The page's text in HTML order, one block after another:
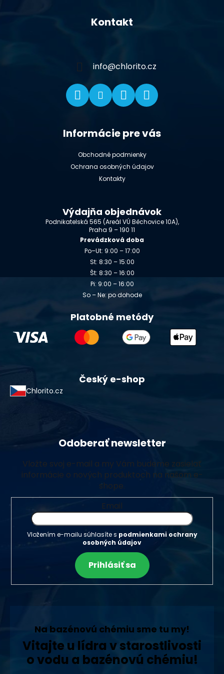
Kontakt
info@chlorito.cz
Informácie pre vás
Obchodné podmienky
Ochrana osobných údajov
Kontakty
Výdajňa objednávok
Podnikatelská 565 (Areál VÚ Běchovice 10A),
Praha 9 – 190 11
Prevádzková doba
Po–Ut: 9:00 – 17:00
St: 8:30 – 15:00
Št: 8:30 – 16:00
Pi: 9:00 – 16:00
So – Ne: po dohode
Platobné metódy
Český e-shop
Chlorito.cz
Odoberať newsletter
Vložte svoj e-mail a my Vám budeme zasielať
informácie o nových produktoch na našom e-
shope.
Email
Vložením e-mailu súhlasíte s podmienkami ochrany
osobných údajov
Prihlásiť sa
Na bazénovú chémiu sme tu my!
Vitajte u lídra v starostlivosti
o vodu a bazénovú chémiu!